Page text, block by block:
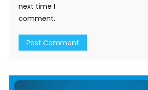
next time I
comment.